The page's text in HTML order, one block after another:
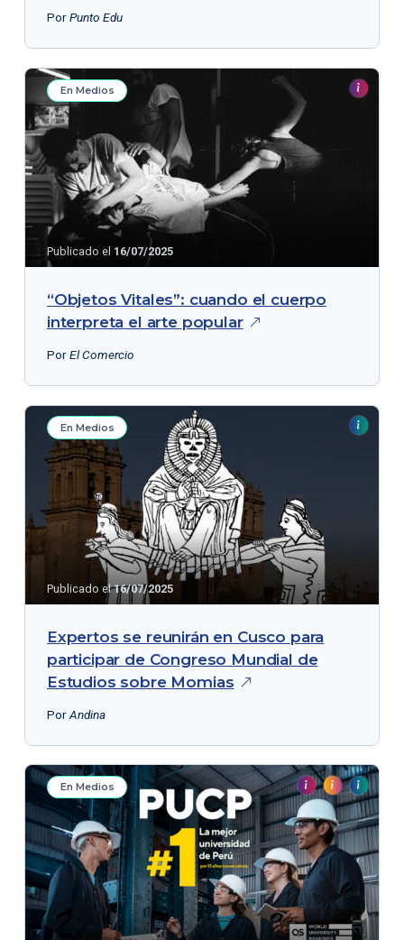
PorPunto Edu
En Medios
Publicado el 16/07/2025
“Objetos Vitales”: cuando el cuerpo
interpreta el arte popular
PorEl Comercio
En Medios
Publicado el16/07/2025
Expertos se reunirán en Cusco para
participar de Congreso Mundial de
Estudios sobre Momias
PorAndina
En Medios